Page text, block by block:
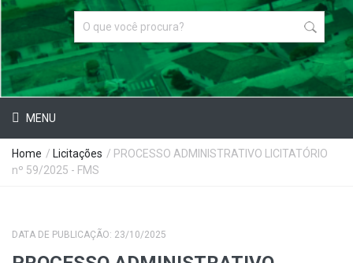
MENU
Home / Licitações / PROCESSO ADMINISTRATIVO LICITATÓRIO
nº 59/2025 - FMS
DATA DE PUBLICAÇÃO: 23/10/2025